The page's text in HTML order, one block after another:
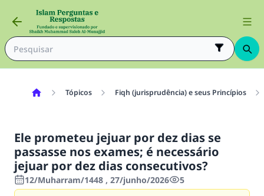
Tópicos Fiqh (jurisprudência) e seus Princípios
Ele prometeu jejuar por dez dias se
passasse nos exames; é necessário
jejuar por dez dias consecutivos?
12/Muharram/1448 , 27/junho/2026 5